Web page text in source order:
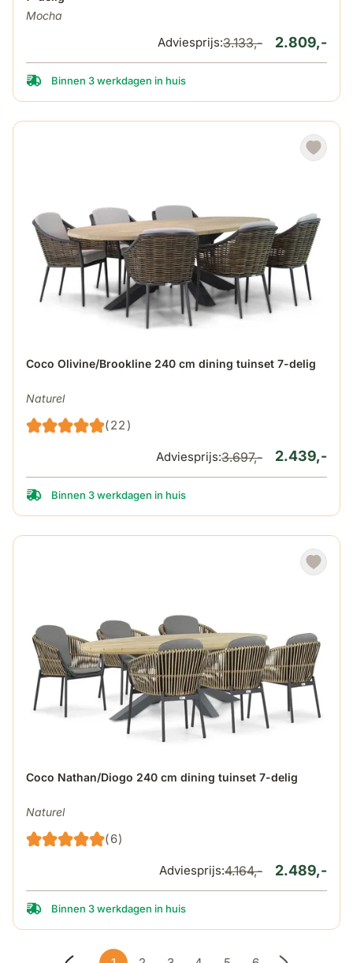
Mocha
2.809,-
Adviesprijs:3.133,-
Binnen 3 werkdagen in huis
Coco Olivine/Brookline 240 cm dining tuinset 7-delig
Naturel
(22)
De prijs is afhankelijk van de gekozen opties op de
2.439,-
Adviesprijs:3.697,-
Binnen 3 werkdagen in huis
Coco Nathan/Diogo 240 cm dining tuinset 7-delig
Naturel
(6)
De prijs is afhankelijk van de gekozen opties op de
2.489,-
Adviesprijs:4.164,-
Binnen 3 werkdagen in huis